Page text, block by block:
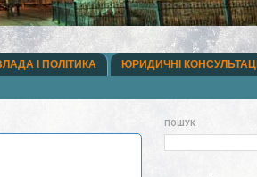
І ПОЛІТИКА
ЮРИДИЧНІ КОНСУЛЬТАЦІЇ
ПОШУК